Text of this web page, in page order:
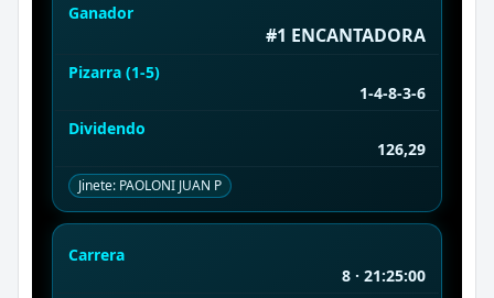
Ganador
#1 ENCANTADORA
Pizarra (1-5)
1-4-8-3-6
Dividendo
126,29
Jinete: PAOLONI JUAN P
Carrera
8 · 21:25:00